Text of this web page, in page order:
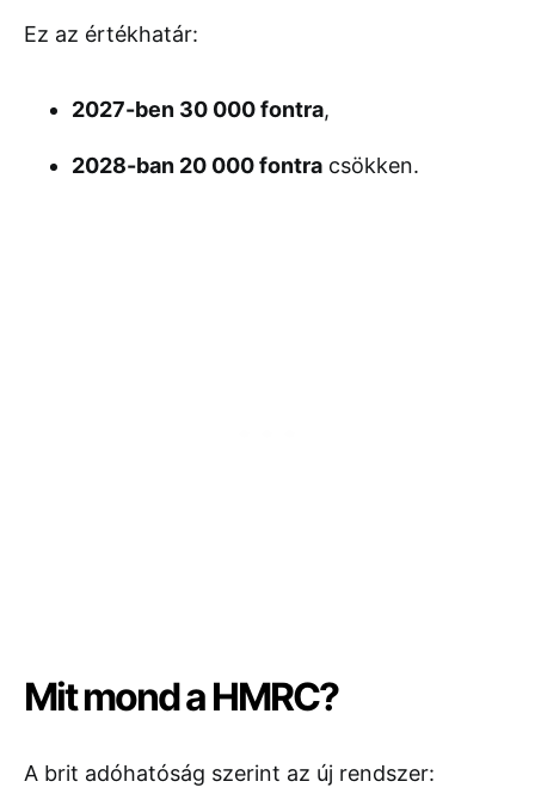
Ez az értékhatár:
2027-ben 30 000 fontra,
2028-ban 20 000 fontra csökken.
Mit mond a HMRC?
A brit adóhatóság szerint az új rendszer: